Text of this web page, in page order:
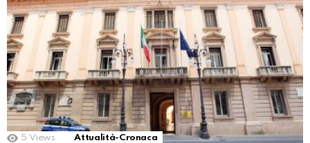
5 Views Attualità-Cronaca